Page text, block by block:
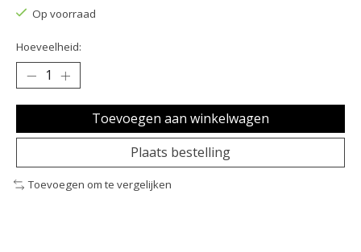
Op voorraad
Hoeveelheid:
Toevoegen aan winkelwagen
Plaats bestelling
Toevoegen om te vergelijken